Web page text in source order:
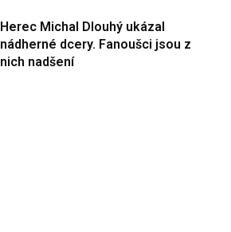
Herec Michal Dlouhý ukázal
nádherné dcery. Fanoušci jsou z
nich nadšení